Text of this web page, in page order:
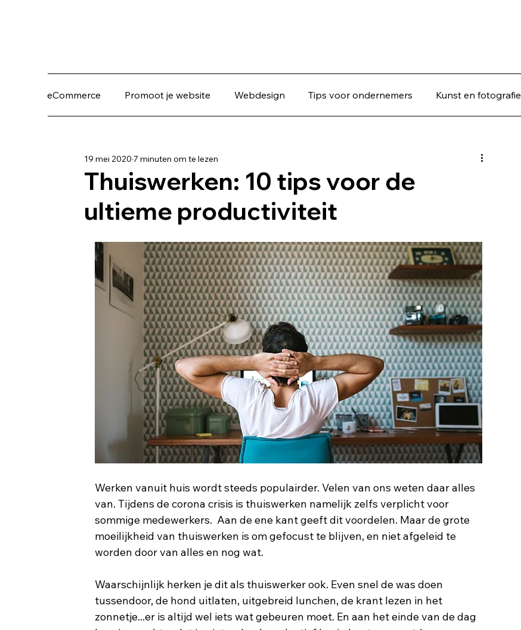
eCommerce Promoot je website Webdesign Tips voor ondernemers Kunst en fotografie
Thuiswerken: 10 tips voor de
ultieme productiviteit
19 mei 2020 7 minuten om te lezen
Werken vanuit huis wordt steeds populairder. Velen van ons weten daar alles
van. Tijdens de corona crisis is thuiswerken namelijk zelfs verplicht voor
sommige medewerkers.  Aan de ene kant geeft dit voordelen. Maar de grote
moeilijkheid van thuiswerken is om gefocust te blijven, en niet afgeleid te
worden door van alles en nog wat.
Waarschijnlijk herken je dit als thuiswerker ook. Even snel de was doen
tussendoor, de hond uitlaten, uitgebreid lunchen, de krant lezen in het
zonnetje...er is altijd wel iets wat gebeuren moet. En aan het einde van de dag